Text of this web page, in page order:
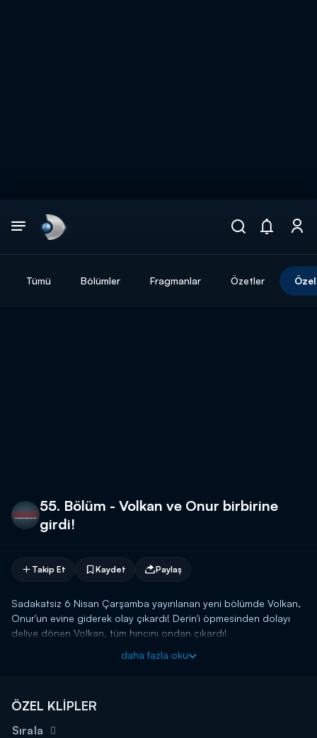
Tümü Bölümler Fragmanlar Özetler
55. Bölüm - Volkan ve Onur birbirine
girdi!
Takip Et Kaydet Paylaş
Sadakatsiz 6 Nisan Çarşamba yayınlanan yeni bölümde Volkan,
Onur'un evine giderek olay çıkardı! Derin'i öpmesinden dolayı
deliye dönen Volkan, tüm hıncını ondan çıkardı!
Sadakatsiz yeni bölümüyle Çarşamba 20.00'de Kanal D'de!
daha fazla oku
ÖZEL KLİPLER
Sırala